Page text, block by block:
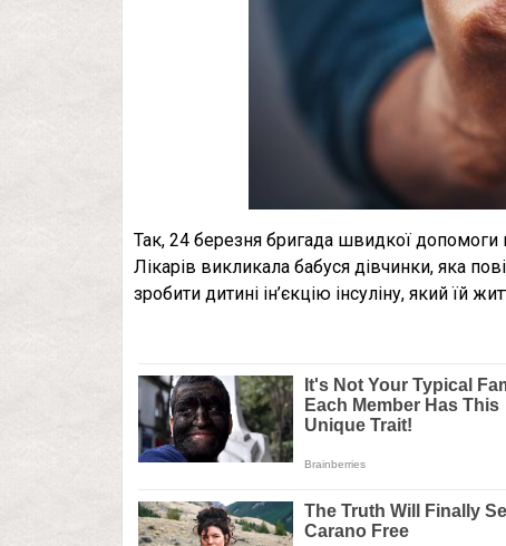
Так, 24 березня бригада швидкої
Лікарів викликала бабуся дівчинки, яка
зробити дитині ін’єкцію інсуліну, який їй